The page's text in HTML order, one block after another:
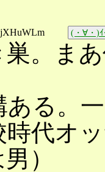
(・∀・)
。ま
ある。
時代オ
）